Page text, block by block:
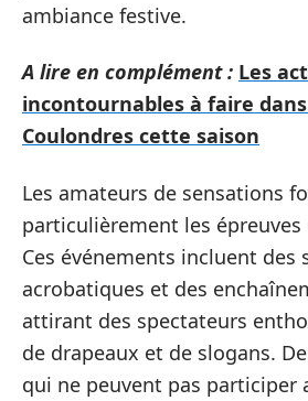
ambiance festive.
A lire en complément : Les
incontournables à faire
Coulondres cette saison
Les amateurs de sensations
particulièrement les épreuves
Ces événements incluent des
acrobatiques et des
attirant des spectateurs
de drapeaux et de slogans.
qui ne peuvent pas participer